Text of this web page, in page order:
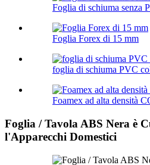
Foglia di schiuma senza
Foglia Forex di 15 mm
foglia di schiuma PVC
Foamex ad alta densità
Foglia / Tavola ABS Nera è
l'Apparecchi Domestici